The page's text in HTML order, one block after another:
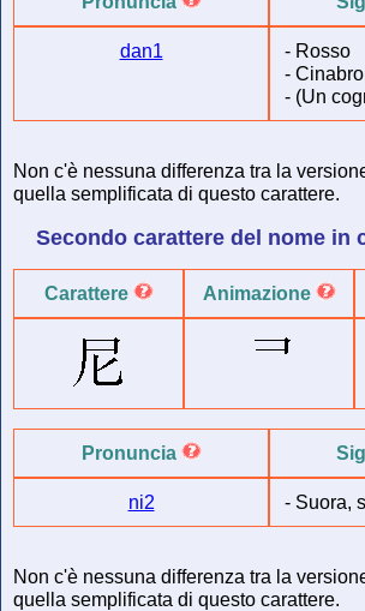
dan1 - Rosso
-
- (Un
Non c'è nessuna differenza tra la
quella semplificata di questo carattere.
Secondo carattere del nome in
Carattere Animazione
Pronuncia
ni2 - Suora,
Non c'è nessuna differenza tra la
quella semplificata di questo carattere.